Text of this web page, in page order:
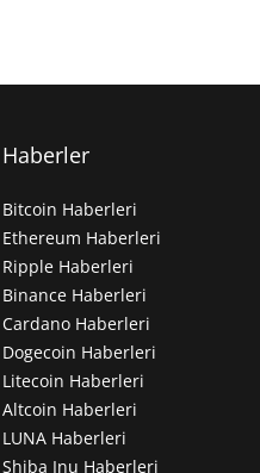
Haberler
Bitcoin Haberleri
Ethereum Haberleri
Ripple Haberleri
Binance Haberleri
Cardano Haberleri
Dogecoin Haberleri
Litecoin Haberleri
Altcoin Haberleri
LUNA Haberleri
Shiba Inu Haberleri